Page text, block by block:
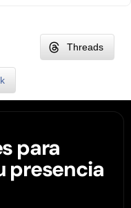
Threads
para
presencia